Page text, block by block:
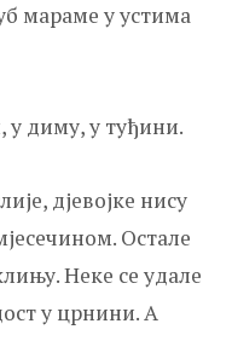
мараме у устима
у диму, у туђини.
д‌јевојке нису
Остале
Неке се удале
у црнини. А